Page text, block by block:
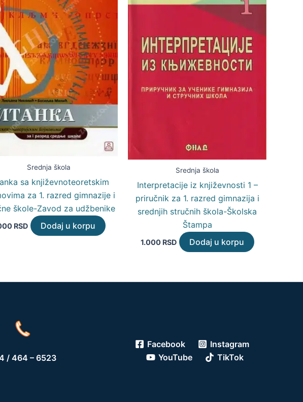
Srednja škola
sa književnoteoretskim
za 1. razred gimnazije i
škole-Zavod za udžbenike
RSD Dodaj u korpu
Srednja škola
Interpretacije iz književnosti 1 –
priručnik za 1. razred gimnazija i
srednjih stručnih škola-Školska
Štampa
1.000 RSD Dodaj u korpu
/ 464 – 6523
Facebook
Instagram
YouTube
TikTok